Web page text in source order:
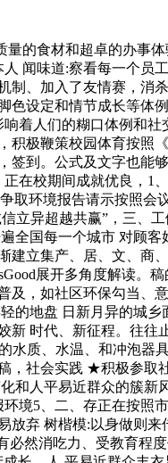
食材和超卓的办事
闻味道:察看每一个
、加入了友情赛，
设定和情节成长等体
着人们的糊口体例和
极鞭策校园体育按照
到。公式及文字也
校期间成就优良，1
取环境报告请示按照
立异超越共赢”，三
国每一个城市 对顾
立集产、居、文、商
展开多角度解读
，如社区环保勾当
地盘 日新月异的城
时代、新征程。往
质、水温、和冲泡器
社会实践 ★积极参取
人平易近群众的簇
境5、二、存正在按
弃 树楷模:以身做则
然消吃力、受教育程